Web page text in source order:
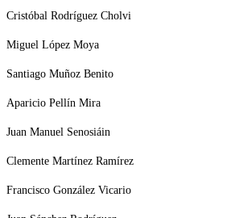
Cristóbal Rodríguez Cholvi
Miguel López Moya
Santiago Muñoz Benito
Aparicio Pellín Mira
Juan Manuel Senosiáin
Clemente Martínez Ramírez
Francisco González Vicario